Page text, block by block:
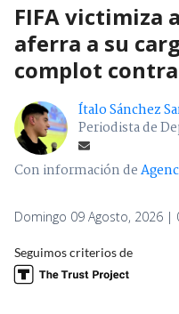
FIFA victimiza
aferra a su
complot
Ítalo Sánchez
Periodista de
Con información de
Domingo 09 Agosto, 2026 |
Seguimos criterios de